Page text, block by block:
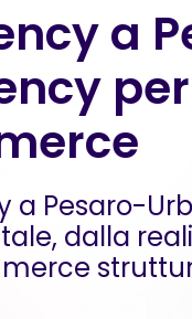
a
a Pesaro-
dalla